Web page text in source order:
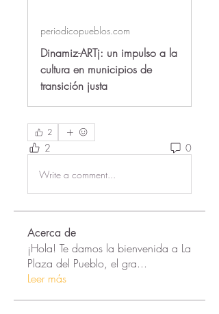
periodicopueblos.com
Dinamiz-ARTj: un impulso a la
cultura en municipios de
transición justa
2
2 0
Write a comment...
Acerca de
¡Hola! Te damos la bienvenida a La
Plaza del Pueblo, el gra...
Leer más